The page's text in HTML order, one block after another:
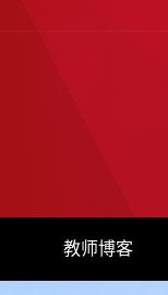
教师博客